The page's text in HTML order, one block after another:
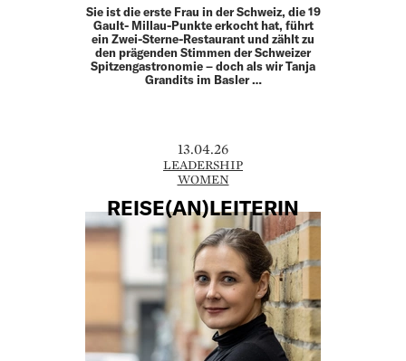
Sie ist die erste Frau in der Schweiz, die 19
Gault- Millau-Punkte erkocht hat, führt
ein Zwei-Sterne-Restaurant und zählt zu
den prägenden Stimmen der Schweizer
Spitzengastronomie – doch als wir Tanja
Grandits im Basler …
13.04.26
LEADERSHIP
WOMEN
REISE(AN)LEITERIN